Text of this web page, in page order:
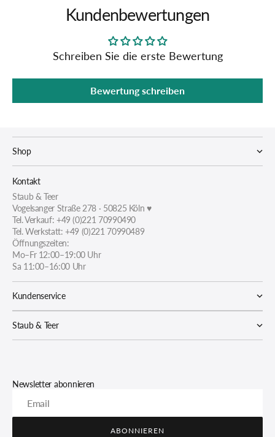
Kundenbewertungen
Schreiben Sie die erste Bewertung
Bewertung schreiben
Shop
Kontakt
Staub & Teer
Vogelsanger Straße 278 · 50825 Köln ♥
Tel. Verkauf: +49 (0)221 70990490
Tel. Werkstatt: +49 (0)221 70990489
Öffnungszeiten:
Mo–Fr 12:00–19:00 Uhr
Sa 11:00–16:00 Uhr
Kundenservice
Staub & Teer
Newsletter abonnieren
Email
ABONNIEREN